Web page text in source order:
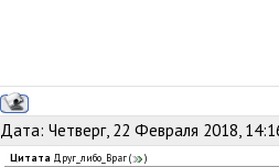
Дата: Четверг, 22 Февраля 2018,
Цитата Друг_либо_Враг( )